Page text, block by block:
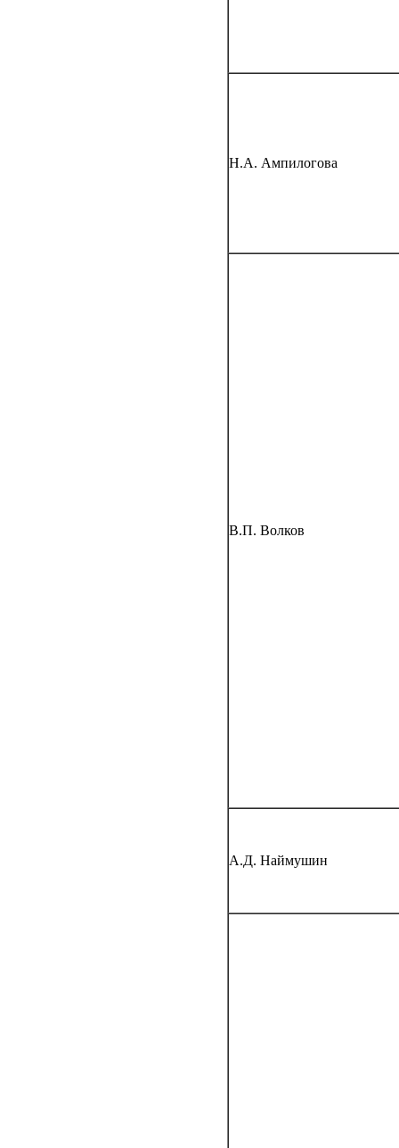
Н.А. Ампилогова
В.П. Волков
А.Д. Наймушин